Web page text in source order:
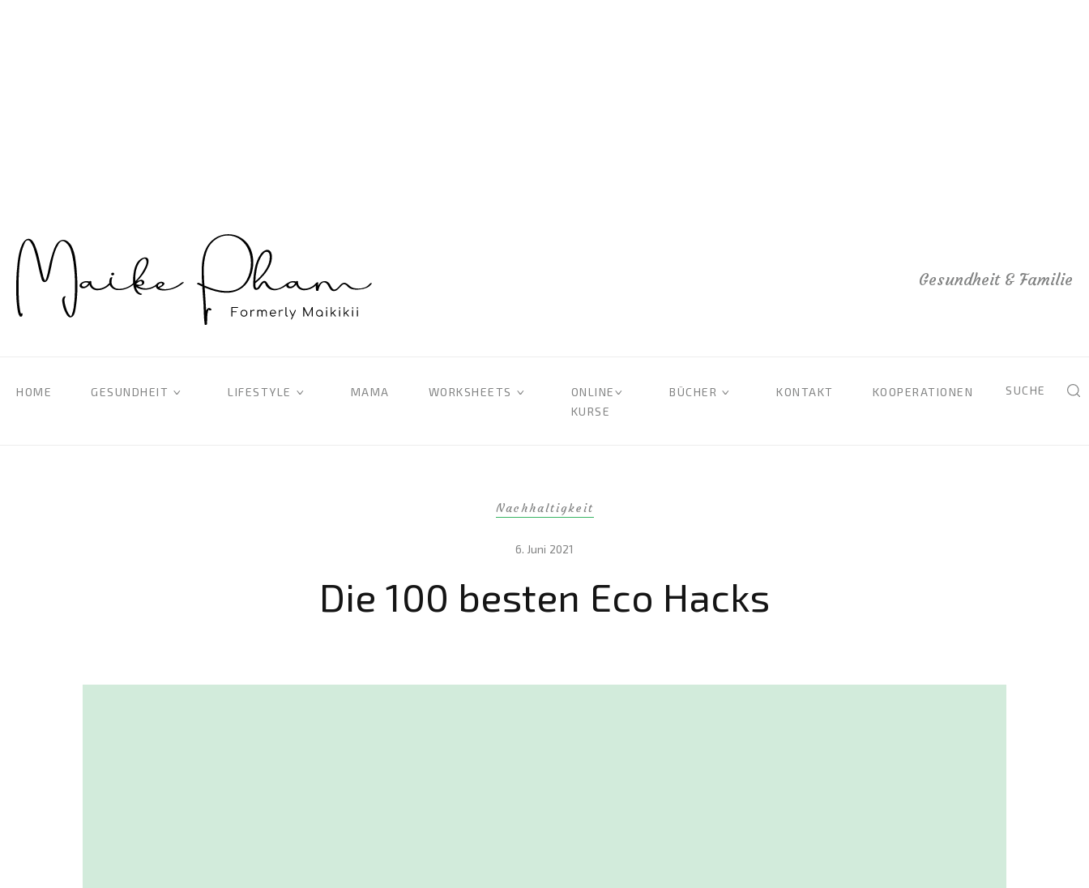
Gesundheit & Familie
HOME GESUNDHEIT LIFESTYLE MAMA WORKSHEETS
ONLINE
KURSE
BÜCHER KONTAKT KOOPERATIONEN SUCHE
Nachhaltigkeit
6. Juni 2021
Die 100 besten Eco Hacks